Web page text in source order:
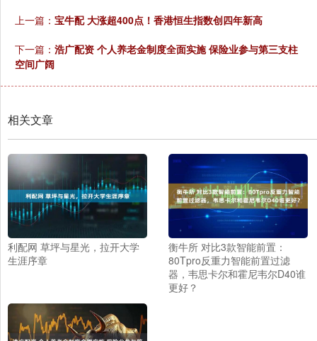
上一篇： 宝牛配 大涨超400点！香港恒生指数创四年新高
下一篇： 浩广配资 个人养老金制度全面实施 保险业参与第三支柱
空间广阔
相关文章
利配网 草坪与星光，拉开大学
生涯序章
衡牛所 对比3款智能前置：
80Tpro反重力智能前置过滤
器，韦思卡尔和霍尼韦尔D40谁
更好？